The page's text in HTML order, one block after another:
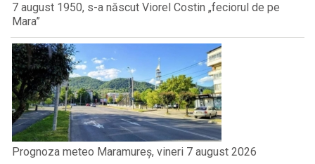
7 august 1950, s-a născut Viorel Costin „feciorul de pe
Mara”
Prognoza meteo Maramureș, vineri 7 august 2026